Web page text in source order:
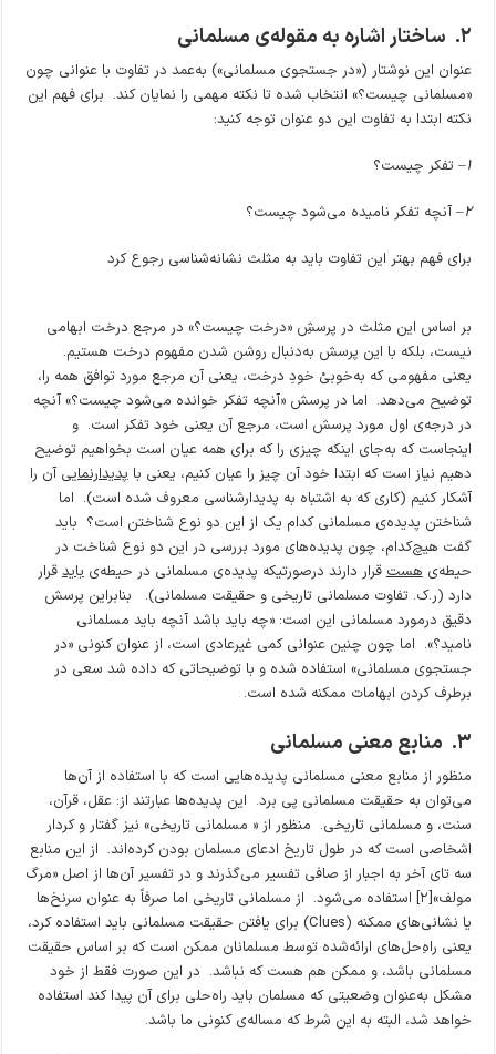
۲. ساختار اشاره به مقوله‌ی مسلمانی
عنوان این نوشتار («در جستجوی مسلمانی») به‌عمد در تفاوت با عنوانی چون
«مسلمانی چیست؟» انتخاب شده تا نکته مهمی را نمایان کند. برای فهم این
نکته ابتدا به تفاوت این دو عنوان توجه کنید:
۱– تفکر چیست؟
۲– آنچه تفکر نامیده می‌شود چیست؟
برای فهم بهتر این تفاوت باید به مثلث نشانه‌شناسی رجوع کرد
بر اساس این مثلث در پرسشِ «درخت چیست؟» در مرجع درخت ابهامی
نیست، بلکه با این پرسش به‌دنبال روشن شدن مفهوم درخت هستیم.
یعنی مفهومی که به‌خوبیْ خودِ درخت، یعنی آن مرجع مورد توافق همه را،
توضیح می‌دهد. اما در پرسش «آنچه تفکر خوانده می‌شود چیست؟» آنچه
در درجه‌ی اول مورد پرسش است، مرجع آن یعنی خود تفکر است. و
اینجاست که به‌جای اینکه چیزی را که برای همه عیان است بخواهیم توضیح
دهیم نیاز است که ابتدا خود آن چیز را عیان کنیم، یعنی باپدیدارنمایی آن را
آشکار کنیم (کاری که به اشتباه به پدیدارشناسی معروف شده است). اما
شناختن پدیده‌ی مسلمانی کدام یک از این دو نوع شناختن است؟ باید
گفت هیچ‌کدام، چون پدیده‌های مورد بررسی در این دو نوع شناخت در
حیطه‌یهستقرار دارند درصورتیکه پدیده‌ی مسلمانی در حیطه‌یبایدقرار
دارد (ر.ک. تفاوت مسلمانی تاریخی و حقیقت مسلمانی). بنابراین پرسش
دقیق درمورد مسلمانی این است: «چه باید باشد آنچه باید مسلمانی
نامید؟». اما چون چنین عنوانی کمی غیرعادی است، از عنوان کنونی «در
جستجوی مسلمانی» استفاده شده و با توضیحاتی که داده شد سعی در
برطرف کردن ابهامات ممکنه شده است.
۳. منابع معنی مسلمانی
منظور از منابع معنی مسلمانی پدیده‌هایی است که با استفاده از آن‌ها
می‌توان به حقیقت مسلمانی پی برد. این پدیده‌ها عبارتند از: عقل، قرآن،
سنت، و مسلمانی تاریخی. منظور از « مسلمانی تاریخی» نیز گفتار و کردار
اشخاصی است که در طول تاریخ ادعای مسلمان بودن کرده‌اند. از این منابع
سه تای آخر به اجبار از صافی تفسیر می‌گذرند و در تفسیر آن‌ها از اصل «مرگ
مولف»[۲] استفاده می‌شود. از مسلمانی تاریخی اما صرفاً به عنوان سرنخ‌ها
یا نشانی‌های ممکنه (Clues) برای یافتن حقیقت مسلمانی باید استفاده کرد،
یعنی راهِ‌حل‌های ارائه‌شده توسط مسلمانان ممکن است که بر اساس حقیقت
مسلمانی باشد، و ممکن هم هست که نباشد. در این صورت فقط از خود
مشکل به‌عنوان وضعیتی که مسلمان باید راه‌حلی برای آن پیدا کند استفاده
خواهد شد، البته به این شرط که مساله‌ی کنونی ما باشد.